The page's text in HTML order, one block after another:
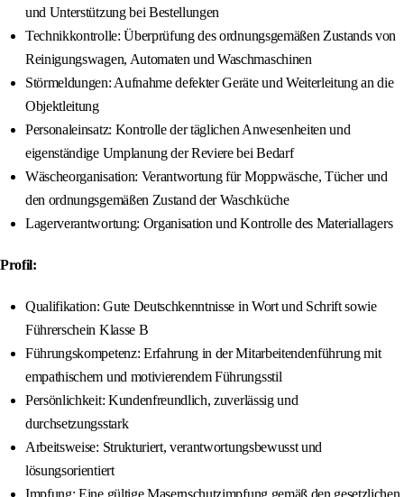
und Unterstützung bei Bestellungen
Technikkontrolle: Überprüfung des ordnungsgemäßen Zustands von
Reinigungswagen, Automaten und Waschmaschinen
Störmeldungen: Aufnahme defekter Geräte und Weiterleitung an die
Objektleitung
Personaleinsatz: Kontrolle der täglichen Anwesenheiten und
eigenständige Umplanung der Reviere bei Bedarf
Wäscheorganisation: Verantwortung für Moppwäsche, Tücher und
den ordnungsgemäßen Zustand der Waschküche
Lagerverantwortung: Organisation und Kontrolle des Materiallagers
Profil:
Qualifikation: Gute Deutschkenntnisse in Wort und Schrift sowie
Führerschein Klasse B
Führungskompetenz: Erfahrung in der Mitarbeitendenführung mit
empathischem und motivierendem Führungsstil
Persönlichkeit: Kundenfreundlich, zuverlässig und
durchsetzungsstark
Arbeitsweise: Strukturiert, verantwortungsbewusst und
lösungsorientiert